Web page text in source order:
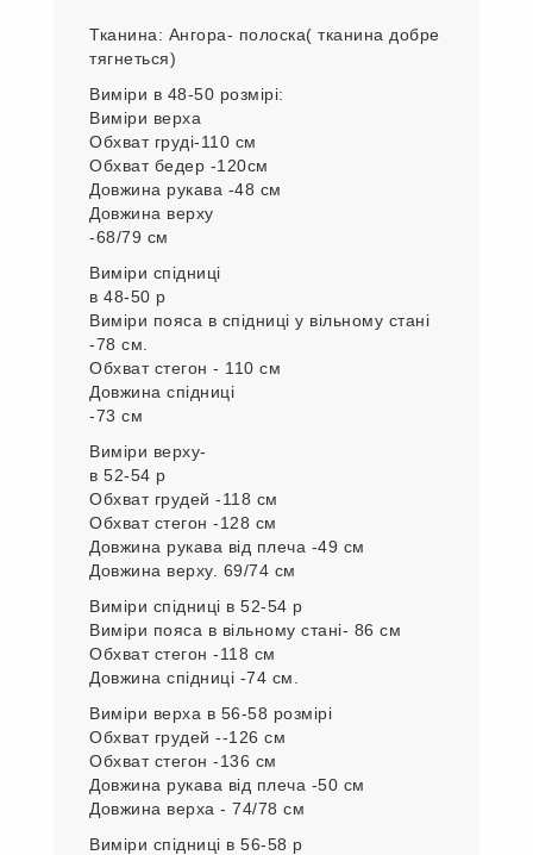
Костюм №94568
Тканина: Ангора- полоска( тканина добре
тягнеться)
Виміри в 48-50 розмірі:
Виміри верха
Обхват груді-110 см
Обхват бедер -120см
Довжина рукава -48 см
Довжина верху
-68/79 см
Виміри спідниці
в 48-50 р
Виміри пояса в спідниці у вільному стані
-78 см.
Обхват стегон - 110 см
Довжина спідниці
-73 см
Виміри верху-
в 52-54 р
Обхват грудей -118 см
Обхват стегон -128 см
Довжина рукава від плеча -49 см
Довжина верху. 69/74 см
Виміри спідниці в 52-54 р
Виміри пояса в вільному стані- 86 см